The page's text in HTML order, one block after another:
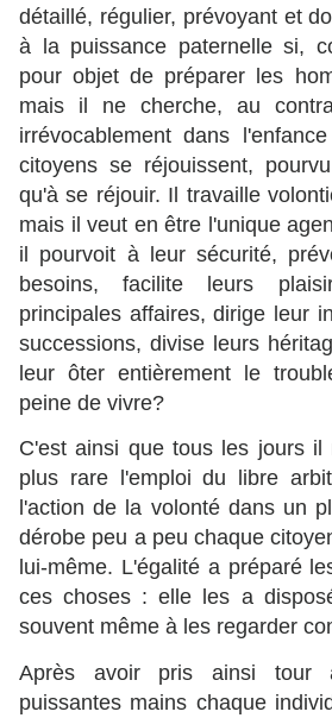
détaillé, régulier, prévoyant et
à la puissance paternelle si,
pour objet de préparer les
mais il ne cherche, au
irrévocablement dans
citoyens se réjouissent,
qu'à se réjouir. Il travaille
mais il veut en être l'unique
il pourvoit à leur sécurité,
besoins, facilite leurs
principales affaires, dirige leur
successions, divise leurs
leur ôter entièrement le
peine de vivre?
C'est ainsi que tous les jours il
plus rare l'emploi du libre
l'action de la volonté dans un
dérobe peu a peu chaque
lui-même. L'égalité a préparé
ces choses : elle les a
souvent même à les regarder
Après avoir pris ainsi tour
puissantes mains chaque